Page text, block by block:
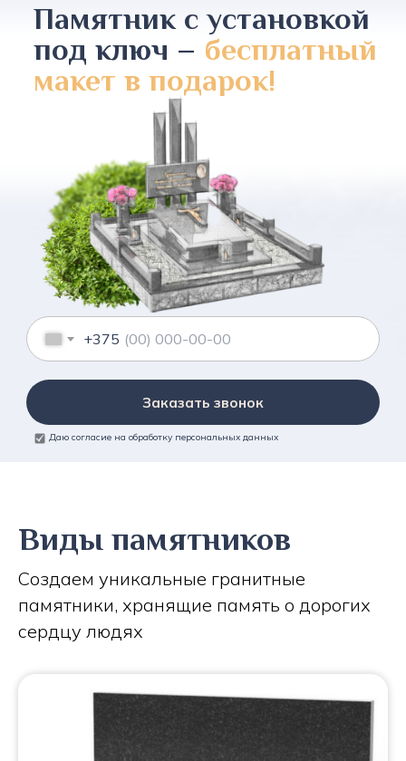
Памятник с установкой
под ключ – бесплатный
макет в подарок!
+375
Заказать звонок
Даю согласие на обработку персональных данных
Виды памятников
Создаем уникальные гранитные
памятники, хранящие память о дорогих
сердцу людях